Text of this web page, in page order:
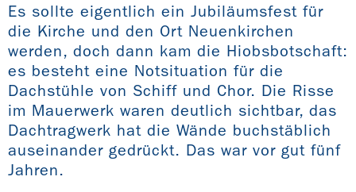
Es sollte eigentlich ein Jubiläumsfest für
die Kirche und den Ort Neuenkirchen
werden, doch dann kam die Hiobsbotschaft:
es besteht eine Notsituation für die
Dachstühle von Schiff und Chor. Die Risse
im Mauerwerk waren deutlich sichtbar, das
Dachtragwerk hat die Wände buchstäblich
auseinander gedrückt. Das war vor gut fünf
Jahren.